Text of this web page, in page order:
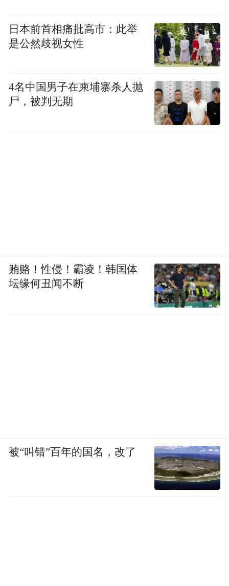
可能是一部很小很廉价的车，但它绝不会被
粗制滥造出来。菲亚特就是这样，用它的外
观打动你，用它的设计打动你。
学来的。意大利车在中国现在的销售可能也
不如欧美日的销售量大，但是它在意大利本
土，法国包括像汽车非常发达非常成熟的德
日本前首相痛批高市：此举
是公然歧视女性
4名中国男子在柬埔寨杀人抛
尸，被判无期
贿赂！性侵！霸凌！韩国体
坛缘何丑闻不断
被“叫错”百年的国名，改了